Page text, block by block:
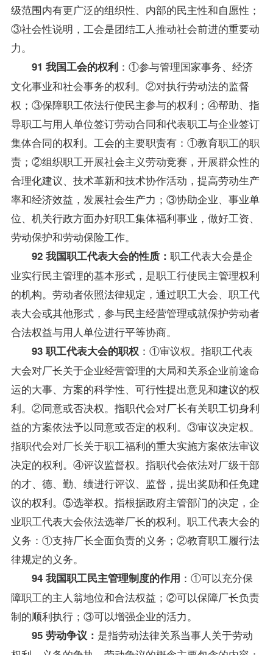
级范围内有更广泛的组织性、内部的民主性和自愿性；
③社会性说明，工会是团结工人推动社会前进的重要动
力。
91 我国工会的权利：①参与管理国家事务、经济
文化事业和社会事务的权利。②对执行劳动法的监督
权；③保障职工依法行使民主参与的权利；④帮助、 指
导职工与用人单位签订劳动合同和代表职工与企业签订
集体合同的权利。工会的主要职责有：①教育职工的职
责；②组织职工开展社会主义劳动竞赛，开展群众性的
合理化建议、技术革新和技术协作活动，提高劳动生产
率和经济效益，发展社会生产力；③协助企业、事业单
位、机关行政方面办好职工集体福利事业，做好工资、
劳动保护和劳动保险工作。
92 我国职工代表大会的性质： 职工代表大会是企
业实行民主管理的基本形式，是职工行使民主管理权利
的机构。劳动者依照法律规定，通过职工大会、职工代
表大会或其他形式，参与民主经营管理或就保护劳动者
合法权益与用人单位进行平等协商。
93 职工代表大会的职权 ：①审议权。指职工代表
大会对厂长关于企业经营管理的大局和关系企业前途命
运的大事、方案的科学性、可行性提出意见和建议的权
利。②同意或否决权。指职代会对厂长有关职工切身利
益的方案依法予以同意或否定的权利。③审议决定权。
指职代会对厂长关于职工福利的重大实施方案依法审议
决定的权利。④评议监督权。指职代会依法对厂级干部
的才、德、勤、绩进行评议、监督，提出奖励和任免建
议的权利。⑤选举权。指根据政府主管部门的决定，企
业职工代表大会依法选举厂长的权利。职工代表大会的
义务：①支持厂长全面负责的义务；②教育职工履行法
律规定的义务。
94 我国职工民主管理制度的作用 ：①可以充分保
障职工的主人翁地位和合法权益；②可以保障厂长负责
制的顺利执行；③可以增强企业的活力。
95 劳动争议： 是指劳动法律关系当事人关于劳动